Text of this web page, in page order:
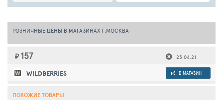
РОЗНИЧНЫЕ ЦЕНЫ В МАГАЗИНАХ Г.МОСКВА
₽ 157 23.04.21
WILDBERRIES В МАГАЗИН
ПОХОЖИЕ ТОВАРЫ